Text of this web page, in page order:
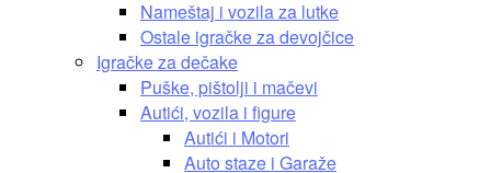
Nameštaj i vozila za lutke
Ostale igračke za devojčice
Igračke za dečake
Puške, pištolji i mačevi
Autići, vozila i figure
Autići i Motori
Auto staze i Garaže